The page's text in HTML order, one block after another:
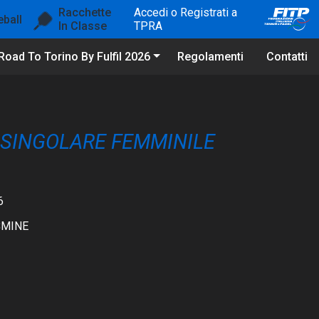
Racchette
In Classe
Accedi o Registrati a
TPRA
To Torino By Fulfil 2026 Regolamenti Contatti
FEMMINILE